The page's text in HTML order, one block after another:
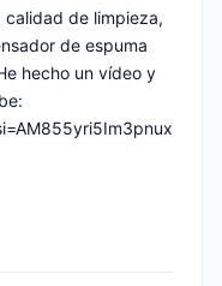
de limpieza,
de espuma
hecho un vídeo y